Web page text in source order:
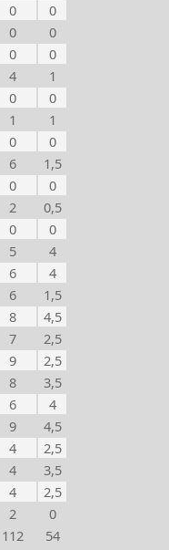
0
0
0
0
0
0
4
1
0
0
1
1
0
0
6
1,5
0
0
2
0,5
0
0
5
4
6
4
6
1,5
8
4,5
7
2,5
9
2,5
8
3,5
6
4
9
4,5
4
2,5
4
3,5
4
2,5
2
0
112 54